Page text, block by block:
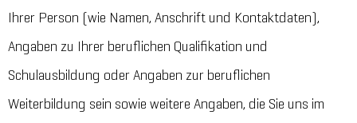
Ihrer Person (wie Namen, Anschrift und Kontaktdaten),
Angaben zu Ihrer beruflichen Qualifikation und
Schulausbildung oder Angaben zur beruflichen
Weiterbildung sein sowie weitere Angaben, die Sie uns im